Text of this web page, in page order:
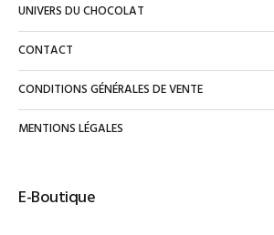
UNIVERS DU CHOCOLAT
CONTACT
CONDITIONS GÉNÉRALES DE VENTE
MENTIONS LÉGALES
E-Boutique